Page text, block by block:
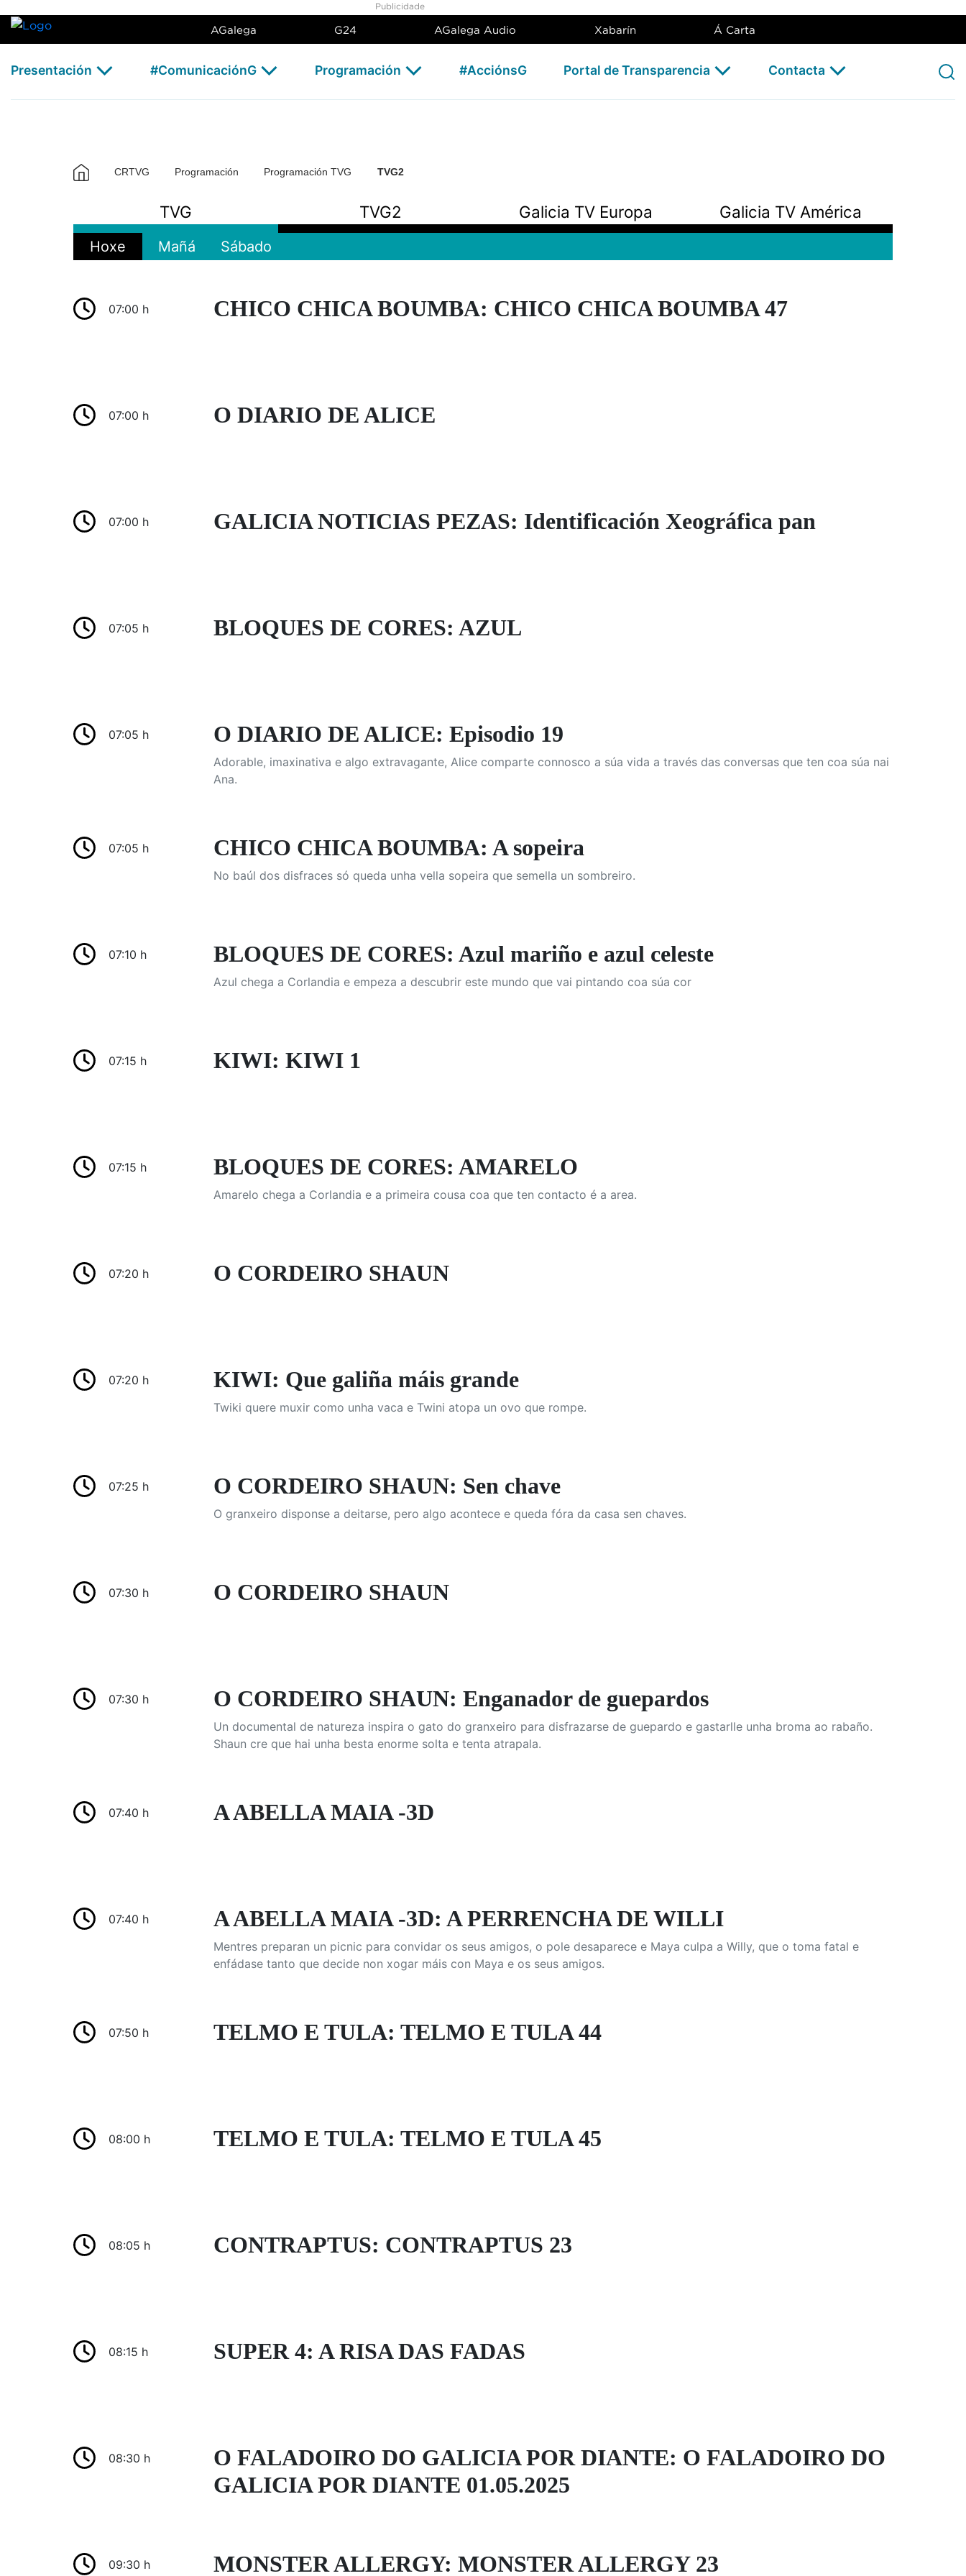
Skip to Main Content
TVG2 - CRTVG Publicidade
AGalega G24 AGalega Audio Xabarín Á Carta
Presentación #ComunicaciónG Programación #AcciónsG Portal de Transparencia Contacta
CRTVG Programación Programación TVG TVG2
TVG TVG2 Galicia TV Europa Galicia TV América
Hoxe Mañá Sábado
07:00 h CHICO CHICA BOUMBA: CHICO CHICA BOUMBA 47
07:00 h O DIARIO DE ALICE
07:00 h GALICIA NOTICIAS PEZAS: Identificación Xeográfica pan
07:05 h BLOQUES DE CORES: AZUL
07:05 h O DIARIO DE ALICE: Episodio 19
Adorable, imaxinativa e algo extravagante, Alice comparte connosco a súa vida a través das conversas que ten coa súa nai
Ana.
07:05 h CHICO CHICA BOUMBA: A sopeira
No baúl dos disfraces só queda unha vella sopeira que semella un sombreiro.
07:10 h BLOQUES DE CORES: Azul mariño e azul celeste
Azul chega a Corlandia e empeza a descubrir este mundo que vai pintando coa súa cor
07:15 h KIWI: KIWI 1
07:15 h BLOQUES DE CORES: AMARELO
Amarelo chega a Corlandia e a primeira cousa coa que ten contacto é a area.
07:20 h O CORDEIRO SHAUN
07:20 h KIWI: Que galiña máis grande
Twiki quere muxir como unha vaca e Twini atopa un ovo que rompe.
07:25 h O CORDEIRO SHAUN: Sen chave
O granxeiro disponse a deitarse, pero algo acontece e queda fóra da casa sen chaves.
07:30 h O CORDEIRO SHAUN
07:30 h O CORDEIRO SHAUN: Enganador de guepardos
Un documental de natureza inspira o gato do granxeiro para disfrazarse de guepardo e gastarlle unha broma ao rabaño.
Shaun cre que hai unha besta enorme solta e tenta atrapala.
07:40 h A ABELLA MAIA -3D
07:40 h A ABELLA MAIA -3D: A PERRENCHA DE WILLI
Mentres preparan un picnic para convidar os seus amigos, o pole desaparece e Maya culpa a Willy, que o toma fatal e
enfádase tanto que decide non xogar máis con Maya e os seus amigos.
07:50 h TELMO E TULA: TELMO E TULA 44
08:00 h TELMO E TULA: TELMO E TULA 45
08:05 h CONTRAPTUS: CONTRAPTUS 23
08:15 h SUPER 4: A RISA DAS FADAS
08:30 h
O FALADOIRO DO GALICIA POR DIANTE: O FALADOIRO DO
GALICIA POR DIANTE 01.05.2025
09:30 h MONSTER ALLERGY: MONSTER ALLERGY 23